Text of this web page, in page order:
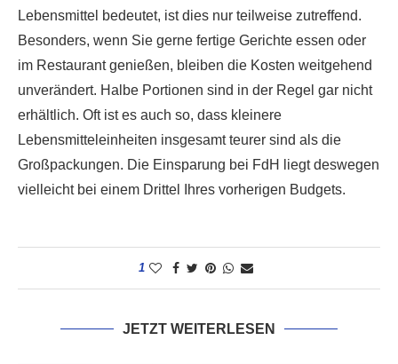
Lebensmittel bedeutet, ist dies nur teilweise zutreffend.
Besonders, wenn Sie gerne fertige Gerichte essen oder
im Restaurant genießen, bleiben die Kosten weitgehend
unverändert. Halbe Portionen sind in der Regel gar nicht
erhältlich. Oft ist es auch so, dass kleinere
Lebensmitteleinheiten insgesamt teurer sind als die
Großpackungen. Die Einsparung bei FdH liegt deswegen
vielleicht bei einem Drittel Ihres vorherigen Budgets.
1
JETZT WEITERLESEN